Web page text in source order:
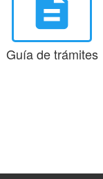
Guía de trámites